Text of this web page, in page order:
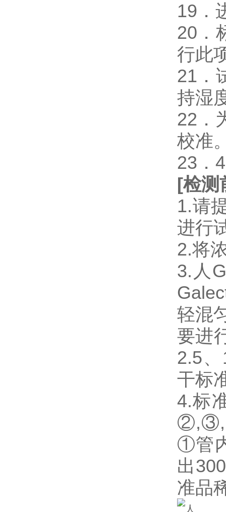
19．
20．
行此
21．
持湿
22．
校准
23．
[检测
1.请
进行
2.将
3.人
轻混
要进
2.5
干标
4.标
①管
出
准品